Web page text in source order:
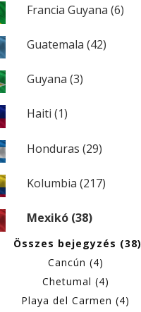
Francia Guyana (6)
Guatemala (42)
Guyana (3)
Haiti (1)
Honduras (29)
Kolumbia (217)
Mexikó (38)
Összes bejegyzés (38)
Cancún (4)
Chetumal (4)
Playa del Carmen (4)